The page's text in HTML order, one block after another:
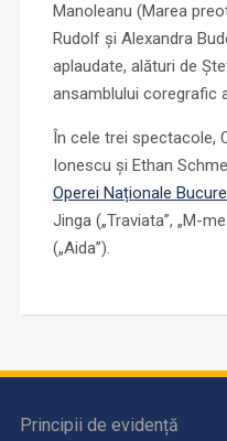
Manoleanu (Marea
Rudolf și Alexandra
aplaudate, alături de
ansamblului coregrafic
În cele trei spectacole,
Ionescu și Ethan
Operei Naționale
Jinga („Traviata”, „M-
(„Aida”).
Principii de evidență